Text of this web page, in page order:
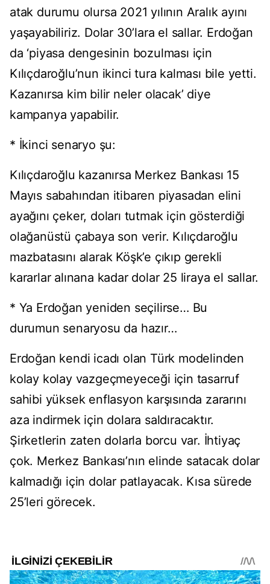
atak durumu olursa 2021 yılının Aralık ayını
yaşayabiliriz. Dolar 30’lara el sallar. Erdoğan
da ‘piyasa dengesinin bozulması için
Kılıçdaroğlu’nun ikinci tura kalması bile yetti.
Kazanırsa kim bilir neler olacak’ diye
kampanya yapabilir.
* İkinci senaryo şu:
Kılıçdaroğlu kazanırsa Merkez Bankası 15
Mayıs sabahından itibaren piyasadan elini
ayağını çeker, doları tutmak için gösterdiği
olağanüstü çabaya son verir. Kılıçdaroğlu
mazbatasını alarak Köşk’e çıkıp gerekli
kararlar alınana kadar dolar 25 liraya el sallar.
* Ya Erdoğan yeniden seçilirse… Bu
durumun senaryosu da hazır…
Erdoğan kendi icadı olan Türk modelinden
kolay kolay vazgeçmeyeceği için tasarruf
sahibi yüksek enflasyon karşısında zararını
aza indirmek için dolara saldıracaktır.
Şirketlerin zaten dolarla borcu var. İhtiyaç
çok. Merkez Bankası’nın elinde satacak dolar
kalmadığı için dolar patlayacak. Kısa sürede
25’leri görecek.